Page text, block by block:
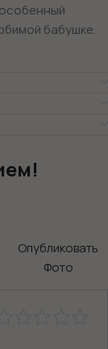
бабушке.
Опубликовать
Фото